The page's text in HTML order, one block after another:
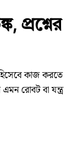
প্রশ্নের
কাজ করতে
এমন রোবট বা যন্ত্র